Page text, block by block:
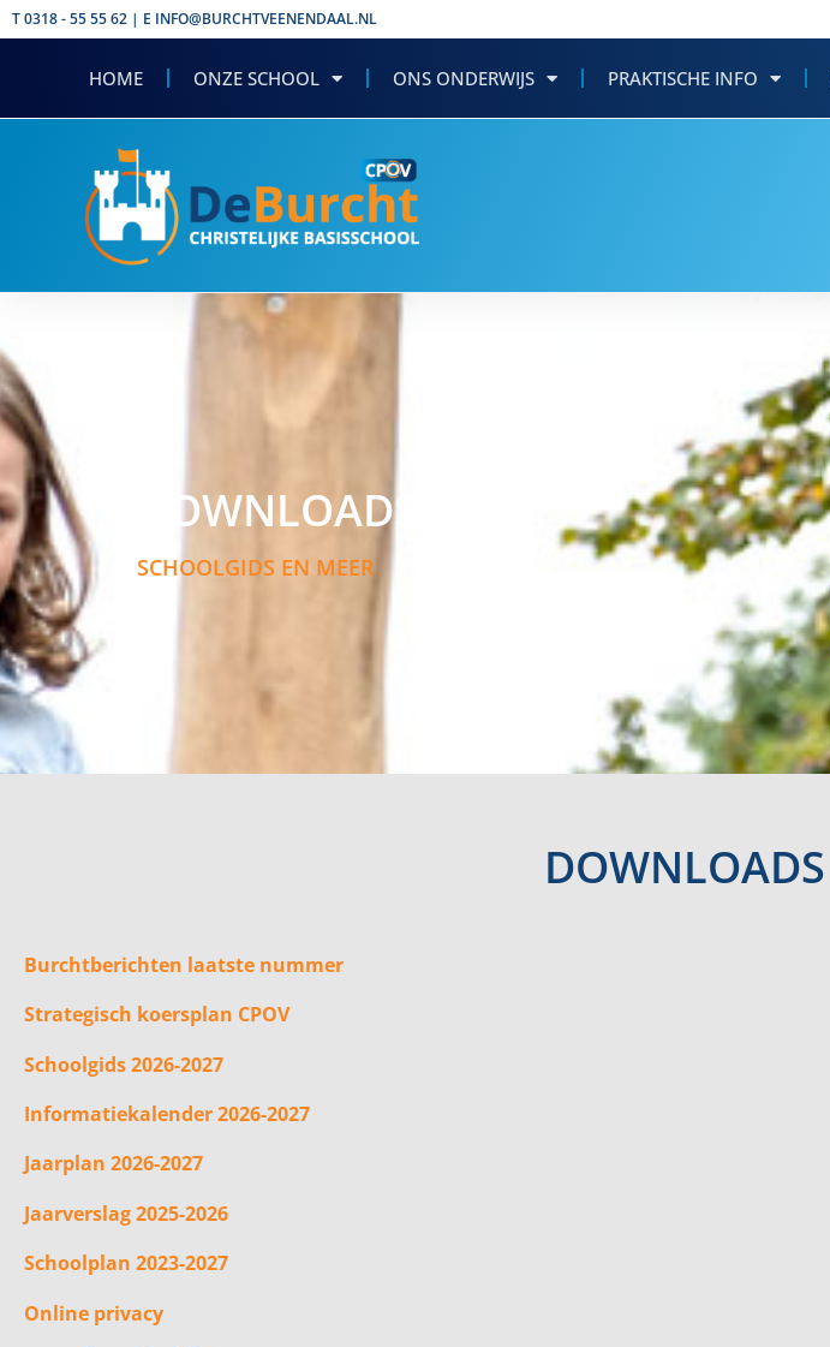
T 0318 - 55 55 62 | E INFO@BURCHTVEENENDAAL.NL
HOME ONZE SCHOOL ONS ONDERWIJS PRAKTISCHE INFO
DOWNLOADS
SCHOOLGIDS EN MEER
DOWNLOADS
Burchtberichten laatste nummer
Strategisch koersplan CPOV
Schoolgids 2026-2027
Informatiekalender 2026-2027
Jaarplan 2026-2027
Jaarverslag 2025-2026
Schoolplan 2023-2027
Online privacy